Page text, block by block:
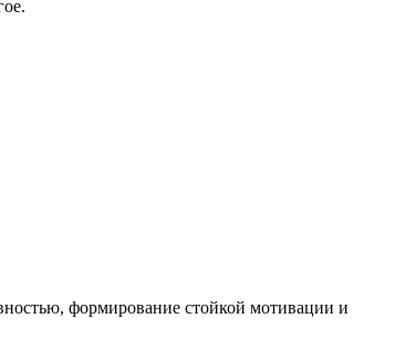
формирование стойкой мотивации и